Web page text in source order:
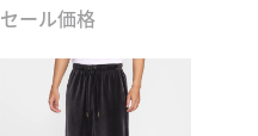
セール価格